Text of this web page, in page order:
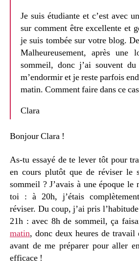
Je suis étudiante et c’est avec
sur comment être excellente et
je suis tombée sur votre blog.
Malheureusement, après une
sommeil, donc j’ai souvent
m’endormir et je reste parfois
matin. Comment faire dans ce
Clara
Bonjour Clara !
As-tu essayé de te lever tôt pour
en cours plutôt que de réviser le
sommeil ? J’avais à une époque le
toi : à 20h, j’étais
réviser. Du coup, j’ai pris
21h : avec 8h de sommeil, ça
matin, donc deux heures de
avant de me préparer pour aller
efficace !